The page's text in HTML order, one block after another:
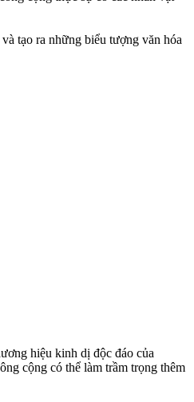
tạo ra những biểu tượng văn hóa
hiệu kinh dị độc đáo của
cộng có thể làm trầm trọng thêm